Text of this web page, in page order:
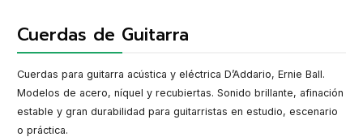
Cuerdas de Guitarra
Cuerdas para guitarra acústica y eléctrica D’Addario, Ernie Ball.
Modelos de acero, níquel y recubiertas. Sonido brillante, afinación
estable y gran durabilidad para guitarristas en estudio, escenario
o práctica.